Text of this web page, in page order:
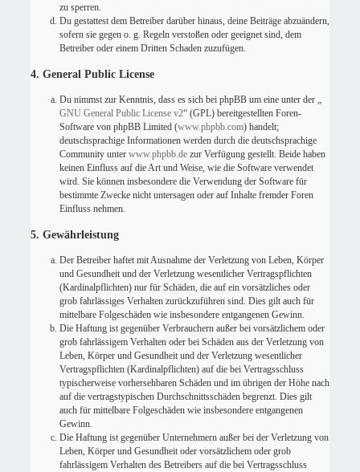
zu sperren.
Du gestattest dem Betreiber darüber hinaus, deine Beiträge abzuändern,
sofern sie gegen o. g. Regeln verstoßen oder geeignet sind, dem
Betreiber oder einem Dritten Schaden zuzufügen.
4. General Public License
Du nimmst zur Kenntnis, dass es sich bei phpBB um eine unter der „
GNU General Public License v2“ (GPL) bereitgestellten Foren-
Software von phpBB Limited (www.phpbb.com) handelt;
deutschsprachige Informationen werden durch die deutschsprachige
Community unter www.phpbb.de zur Verfügung gestellt. Beide haben
keinen Einfluss auf die Art und Weise, wie die Software verwendet
wird. Sie können insbesondere die Verwendung der Software für
bestimmte Zwecke nicht untersagen oder auf Inhalte fremder Foren
Einfluss nehmen.
5. Gewährleistung
Der Betreiber haftet mit Ausnahme der Verletzung von Leben, Körper
und Gesundheit und der Verletzung wesentlicher Vertragspflichten
(Kardinalpflichten) nur für Schäden, die auf ein vorsätzliches oder
grob fahrlässiges Verhalten zurückzuführen sind. Dies gilt auch für
mittelbare Folgeschäden wie insbesondere entgangenen Gewinn.
Die Haftung ist gegenüber Verbrauchern außer bei vorsätzlichem oder
grob fahrlässigem Verhalten oder bei Schäden aus der Verletzung von
Leben, Körper und Gesundheit und der Verletzung wesentlicher
Vertragspflichten (Kardinalpflichten) auf die bei Vertragsschluss
typischerweise vorhersehbaren Schäden und im übrigen der Höhe nach
auf die vertragstypischen Durchschnittsschäden begrenzt. Dies gilt
auch für mittelbare Folgeschäden wie insbesondere entgangenen
Gewinn.
Die Haftung ist gegenüber Unternehmern außer bei der Verletzung von
Leben, Körper und Gesundheit oder vorsätzlichem oder grob
fahrlässigem Verhalten des Betreibers auf die bei Vertragsschluss